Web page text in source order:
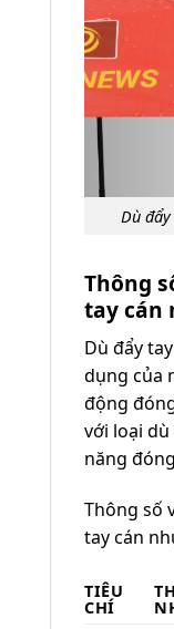
Dù
Thông
tay cán
Dù đẩy
dụng của
động
với loại
năng
Thông số
tay cán
TIÊU
CHÍ